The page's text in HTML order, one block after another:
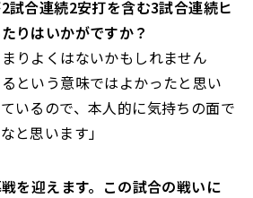
試合連続2安打を含む3試合連続ヒ
りはいかがですか？
りよくはないかもしれません
という意味ではよかったと思い
いるので、本人的に気持ちの面で
と思います」
戦を迎えます。この試合の戦いに